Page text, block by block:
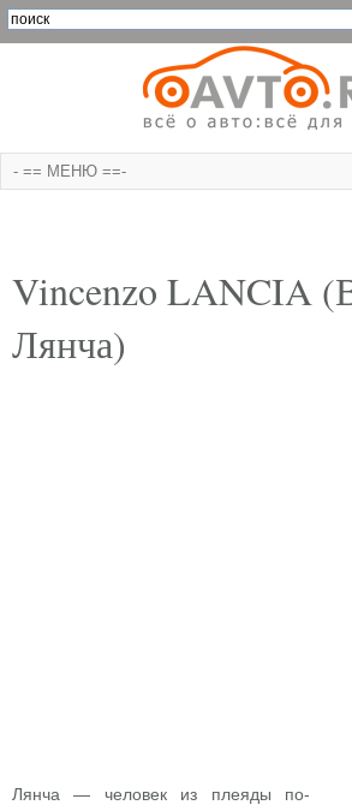
Vincenzo LANCIA
Лянча)
Лянча — человек из плеяды по-